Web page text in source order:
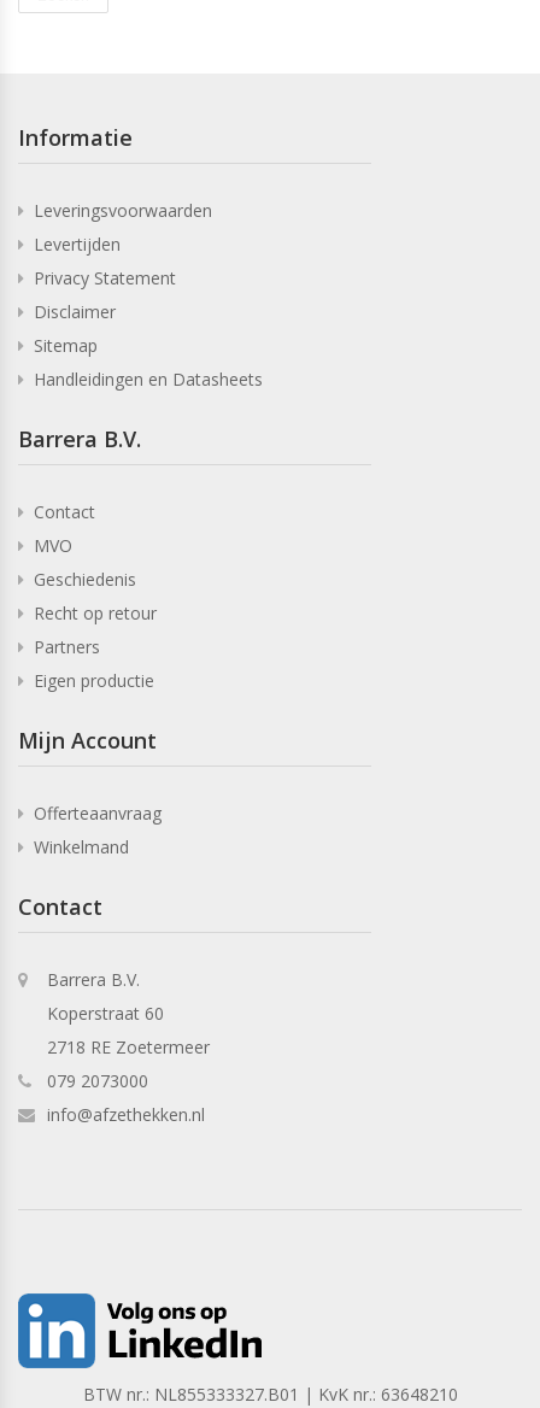
Informatie
Leveringsvoorwaarden
Levertijden
Privacy Statement
Disclaimer
Sitemap
Handleidingen en Datasheets
Barrera B.V.
Contact
MVO
Geschiedenis
Recht op retour
Partners
Eigen productie
Mijn Account
Offerteaanvraag
Winkelmand
Contact
Barrera B.V.
Koperstraat 60
2718 RE Zoetermeer
079 2073000
info@afzethekken.nl
BTW nr.: NL855333327.B01 | KvK nr.: 63648210